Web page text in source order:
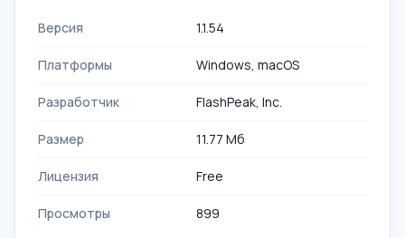
Версия 1.1.54
Платформы Windows, macOS
Разработчик FlashPeak, Inс.
Размер 11.77 Мб
Лицензия Free
Просмотры 899